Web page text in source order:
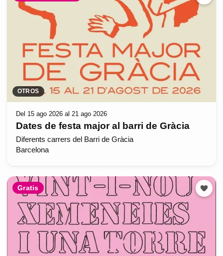
OTROS
Del 15 ago 2026 al 21 ago 2026
Dates de festa major al barri de Gràcia
Diferents carrers del Barri de Gràcia
Barcelona
Gratis